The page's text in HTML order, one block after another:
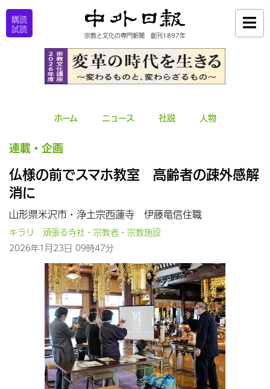
購読
試読
宗教と文化の専門新聞 創刊1897年
ホーム ニュース 社説 人物
連載・企画
仏様の前でスマホ教室 高齢者の疎外感解
消に
山形県米沢市・浄土宗西蓮寺 伊藤竜信住職
キラリ 頑張る寺社・宗教者・宗教施設
2026年1月23日 09時47分